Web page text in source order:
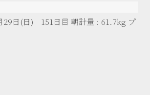
29日(日) 151日目 朝計量 : 61.7kg プ